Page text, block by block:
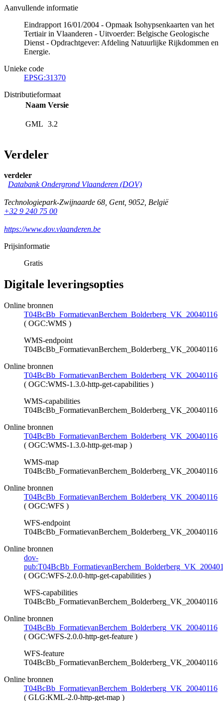
Aanvullende informatie
Eindrapport 16/01/2004 - Opmaak Isohypsenkaarten van het
Tertiair in Vlaanderen - Uitvoerder: Belgische Geologische
Dienst - Opdrachtgever: Afdeling Natuurlijke Rijkdommen en
Energie.
Unieke code
EPSG:31370
Distributieformaat
Naam Versie
GML 3.2
Verdeler
verdeler
Databank Ondergrond Vlaanderen (DOV)
Technologiepark-Zwijnaarde 68, Gent, 9052, België
+32 9 240 75 00
https://www.dov.vlaanderen.be
Prijsinformatie
Gratis
Digitale leveringsopties
Online bronnen
T04BcBb_FormatievanBerchem_Bolderberg_VK_20040116
( OGC:WMS )
WMS-endpoint
T04BcBb_FormatievanBerchem_Bolderberg_VK_20040116
Online bronnen
T04BcBb_FormatievanBerchem_Bolderberg_VK_20040116
( OGC:WMS-1.3.0-http-get-capabilities )
WMS-capabilities
T04BcBb_FormatievanBerchem_Bolderberg_VK_20040116
Online bronnen
T04BcBb_FormatievanBerchem_Bolderberg_VK_20040116
( OGC:WMS-1.3.0-http-get-map )
WMS-map
T04BcBb_FormatievanBerchem_Bolderberg_VK_20040116
Online bronnen
T04BcBb_FormatievanBerchem_Bolderberg_VK_20040116
( OGC:WFS )
WFS-endpoint
T04BcBb_FormatievanBerchem_Bolderberg_VK_20040116
Online bronnen
dov-
( OGC:WFS-2.0.0-http-get-capabilities )
WFS-capabilities
T04BcBb_FormatievanBerchem_Bolderberg_VK_20040116
Online bronnen
T04BcBb_FormatievanBerchem_Bolderberg_VK_20040116
( OGC:WFS-2.0.0-http-get-feature )
WFS-feature
T04BcBb_FormatievanBerchem_Bolderberg_VK_20040116
Online bronnen
T04BcBb_FormatievanBerchem_Bolderberg_VK_20040116
( GLG:KML-2.0-http-get-map )